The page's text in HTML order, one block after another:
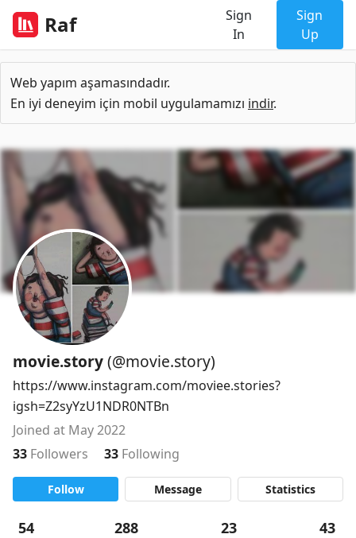
Raf
Sign
In
Sign
Up
Web yapım aşamasındadır.
En iyi deneyim için mobil uygulamamızı indir.
movie.story(@movie.story)
https://www.instagram.com/moviee.stories?
igsh=Z2syYzU1NDR0NTBn
Joined at May 2022
33 Followers 33 Following
Follow Message Statistics
54 288 23 43